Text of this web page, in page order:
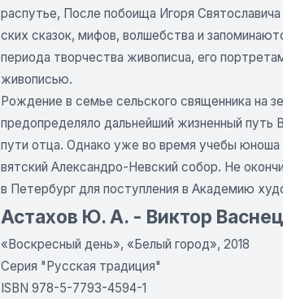
распутье, После побоища Игоря
ских сказок, мифов, волшебства и
периода творчества живописuа, его
живописью.
Рождение в семье сельского священника на
предопределяло дальнейший жизненный путь
пути отца. Однако уже во время учебы
вятский Александро-Невский собор. Не
в Петербург для поступления в Академию
Астахов Ю. А. - Виктор
«Воскресный день», «Белый город», 2018
Серия "Русская традиция"
ISBN 978-5-7793-4594-1